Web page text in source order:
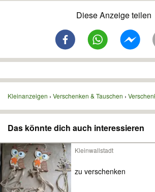
Diese Anzeige teilen
Kleinanzeigen Verschenken & Tauschen
Das könnte dich auch interessieren
Kleinwallstadt
zu verschenken